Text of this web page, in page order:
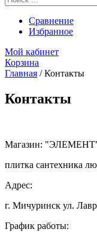
Сравнение
Избранное
Мой кабинет
Корзина
Главная /Контакты
Контакты
Магазин:
плитка сантехника
Адрес:
г. Мичуринск ул.
График работы: